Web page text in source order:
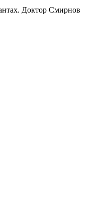
Доктор Смирнов